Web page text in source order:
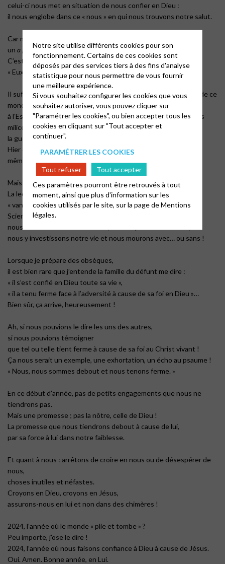
celui-ci nous met en situation de nous confier en Dieu :
il nous englobe dans ce « nous » en qui nous trouvons notre salut.
Car mettre sa confiance en Dieu n’est pas un commandement,
un a priorithéorique, une condition morale…
C’est le seul moyen de tenir debout !
« Eux, ils plient et ils tombent… »
Il suffit d’ouvrir les yeux et les oreilles, de regarder les grands de ce
monde,
à l’Est, à l’Ouest, au Sud et ailleurs, la politique des États et des
milices,
la guerre en Ukraine et celle à Gaza et toutes les autres…
Hier et demain, « ils plient et ils tombent »
même si, parfois, aujourd’hui ils font illusion…
Mais pas besoin de regarder si haut, si loin…
La lecture de l’Ecclésiaste remet bien les choses à leur place :
« vanité des vanité, tout est vanité… »
Science, pouvoir, argent, sexualité, travail, santé :
nous nous confions en tout cela, nous aspirons à tout cela,
nous y investissons notre vie et nous mourons avec… ou sans !
Lorsque je prépare des obsèques,
il est bien rare que j’entende la famille du défunt me dire :
« il s’est confié en Dieu toute sa vie »,
« il a tenu ferme face à l’adversité à cause de sa foi en Dieu »…
Bien sûr, ça arrive, heureusement !
Ah, si nous pouvions le dire les uns des autres,
si nous pouvions témoigner
que tel ou telle tient ferme à cause de sa foi au Christ vivant !
Ça nous serait un exemple, une exhortation, un écho au psaume !
« Nous, nous sommes debout et nous tenons ferme. »
En ce début d’année, pas de petits engagements que nous ne
tiendrons pas.
Mais une promesse ; pas la nôtre, celle de Dieu !
La promesse que nous tiendrons debout à cause de lui,
par sa force à lui dans notre faiblesse.
Et quant à nous : arrêtons de croire en nous ou de désespérer de
nous,
choses inutiles et néfastes.
Croyons en Dieu, croyons en Jésus,
assurons-nous en lui et non dans des chimères !
2024, l’année où le monde « plie et tombe » ?
Peu importe, j’ose le dire !
2024, l’année où nous faisons confiance à Dieu à cause de Jésus.
Oui. Amen. Bonne année, en Lui.
Notre site utilise différents cookies pour son
fonctionnement. Certains de ces cookies sont
déposés par des services tiers à des fins d'analyse
statistique pour nous permettre de vous fournir
une meilleure expérience.
Si vous souhaitez configurer les cookies que vous
souhaitez autoriser, vous pouvez cliquer sur
"Paramétrer les cookies", ou bien accepter tous les
cookies en cliquant sur "Tout accepter et
continuer".
PARAMÉTRER LES COOKIES
Tout refuser
Tout accepter
Ces paramètres pourront être retrouvés à tout
moment, ainsi que plus d'information sur les
cookies utilisés par le site, sur la page deMentions
légales.